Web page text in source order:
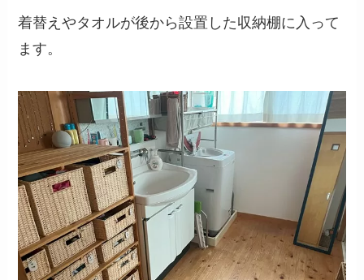
着替えやタオルが後から設置した収納棚に入って
ます。